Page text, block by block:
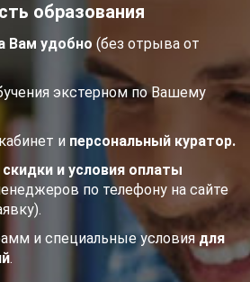
образования
Вам удобно (без отрыва от
экстерном по Вашему
и персональный куратор.
скидки и условия оплаты
по телефону на сайте
и специальные условиядля
.